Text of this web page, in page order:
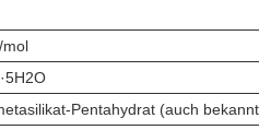
mol
Pentahydrat (auch